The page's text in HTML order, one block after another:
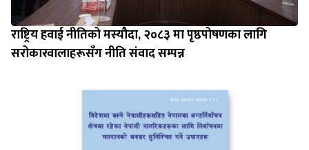
राष्ट्रिय हवाई नीतिको मस्यौदा, २०८३ मा पृष्ठपोषणका लागि
सरोकारवालाहरूसँग नीति संवाद सम्पन्न